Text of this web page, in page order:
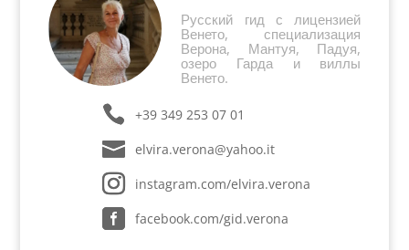
Русский гид с лицензией
Венето, специализация
Верона, Мантуя, Падуя,
озеро Гарда и виллы
Венето.
+39 349 253 07 01
elvira.verona@yahoo.it
instagram.com/elvira.verona
facebook.com/gid.verona